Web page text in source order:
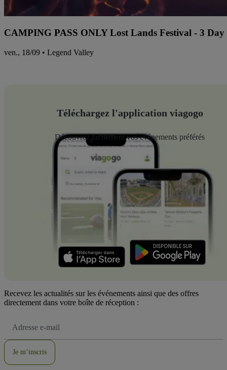
CAMPING PASS ONLY Lost Lands Festival - 3 Day
ven., 18/09 • Legend Valley
Téléchargez l'application viagogo
Découvrez facilement vos événements préférés
Recevez les actualités sur les événements ainsi que des offres
directement dans votre boîte de réception :
e-
Je m’inscris